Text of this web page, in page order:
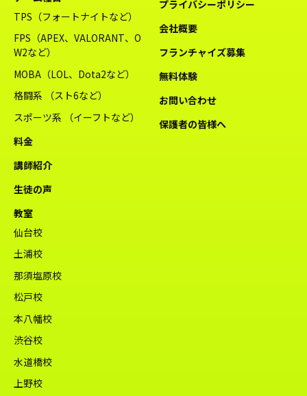
TPS（フォートナイトなど）
FPS（APEX、VALORANT、O
W2など）
MOBA（LOL、Dota2など）
格闘系 （スト6など）
スポーツ系 （イーフトなど）
料金
講師紹介
生徒の声
教室
仙台校
土浦校
那須塩原校
松戸校
本八幡校
渋谷校
水道橋校
上野校
プライバシーポリシー
会社概要
フランチャイズ募集
無料体験
お問い合わせ
保護者の皆様へ